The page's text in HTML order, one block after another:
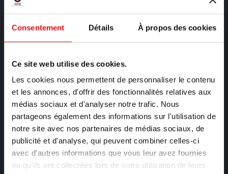
Consentement Détails À propos des cookies
Ce site web utilise des cookies.
Les cookies nous permettent de personnaliser le contenu
et les annonces, d'offrir des fonctionnalités relatives aux
médias sociaux et d'analyser notre trafic. Nous
partageons également des informations sur l'utilisation de
notre site avec nos partenaires de médias sociaux, de
publicité et d'analyse, qui peuvent combiner celles-ci
avec d'autres informations que vous leur avez fournies
ou qu'ils ont collectées lors de votre utilisation de leurs
P. Juan David Noguera López
Procureur Général